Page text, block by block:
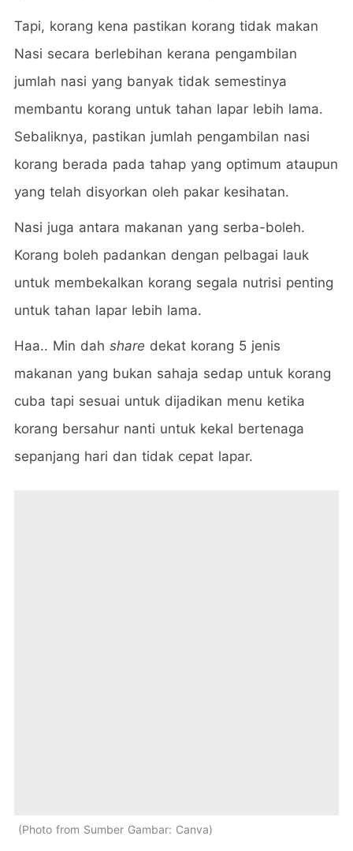
Tapi, korang kena pastikan korang tidak makan
Nasi secara berlebihan kerana pengambilan
jumlah nasi yang banyak tidak semestinya
membantu korang untuk tahan lapar lebih lama.
Sebaliknya, pastikan jumlah pengambilan nasi
korang berada pada tahap yang optimum ataupun
yang telah disyorkan oleh pakar kesihatan.
Nasi juga antara makanan yang serba-boleh.
Korang boleh padankan dengan pelbagai lauk
untuk membekalkan korang segala nutrisi penting
untuk tahan lapar lebih lama.
Haa.. Min dah share dekat korang 5 jenis
makanan yang bukan sahaja sedap untuk korang
cuba tapi sesuai untuk dijadikan menu ketika
korang bersahur nanti untuk kekal bertenaga
sepanjang hari dan tidak cepat lapar.
Photo from Sumber Gambar: Canva